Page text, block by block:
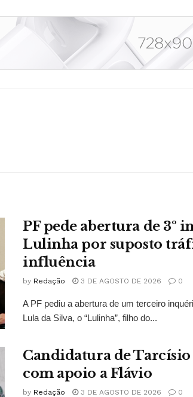
PF pede abertura de 3º
Lulinha por suposto
influência
by Redação 3 DE AGOSTO DE 2026 0
A PF pediu a abertura de um terceiro
Lula da Silva, o “Lulinha”, filho do...
Candidatura de
com apoio a Flávio
by Redação 3 DE AGOSTO DE 2026 0